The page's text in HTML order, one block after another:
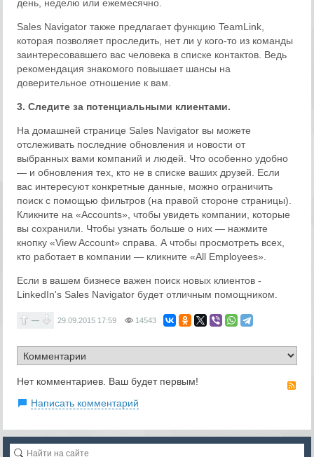
день, неделю или ежемесячно.
Sales Navigator также предлагает функцию TeamLink,
которая позволяет проследить, нет ли у кого-то из команды
заинтересовавшего вас человека в списке контактов. Ведь
рекомендация знакомого повышает шансы на
доверительное отношение к вам.
3. Следите за потенциальными клиентами.
На домашней странице Sales Navigator вы можете
отслеживать последние обновления и новости от
выбранных вами компаний и людей. Что особенно удобно
— и обновления тех, кто не в списке ваших друзей. Если
вас интересуют конкретные данные, можно ограничить
поиск с помощью фильтров (на правой стороне страницы).
Кликните на «Accounts», чтобы увидеть компании, которые
вы сохранили. Чтобы узнать больше о них — нажмите
кнопку «View Account» справа. А чтобы просмотреть всех,
кто работает в компании — кликните «All Employees».
Если в вашем бизнесе важен поиск новых клиентов -
LinkedIn's Sales Navigator будет отличным помощником.
— 29.09.2015 17:59 14543
Нет комментариев. Ваш будет первым!
Написать комментарий